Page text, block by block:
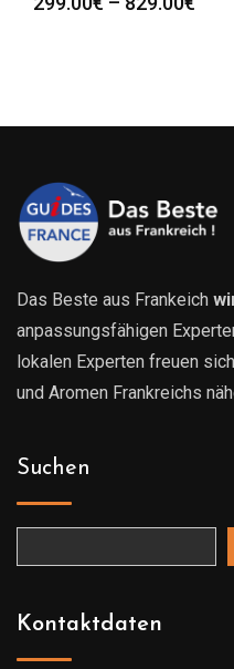
Das Beste aus Frankeich
anpassungsfähigen
lokalen Experten freuen
und Aromen Frankreichs
Suchen
Kontaktdaten